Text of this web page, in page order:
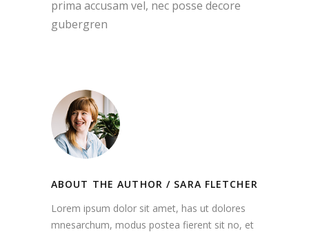
prima accusam vel, nec posse decore
gubergren
ABOUT THE AUTHOR / SARA FLETCHER
Lorem ipsum dolor sit amet, has ut dolores
mnesarchum, modus postea fierent sit no, et